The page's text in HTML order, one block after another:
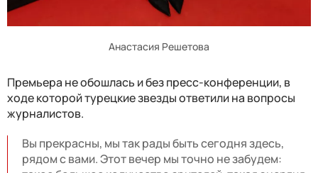
Анастасия Решетова
Премьера не обошлась и без пресс-конференции, в
ходе которой турецкие звезды ответили на вопросы
журналистов.
Вы прекрасны, мы так рады быть сегодня здесь,
рядом с вами. Этот вечер мы точно не забудем: